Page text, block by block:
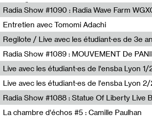
Radio Študent
Wave Farm
Entretien avec Tomomi Adachi
Tomomi Adachi,Loraine Baud
Radio Panik
Live avec les étudiant·es de l'ensba Lyon 1/
Live avec les étudiant·es de l'ensba Lyon
Resonance
La chambre d'échos #5 : Camille Paulhan